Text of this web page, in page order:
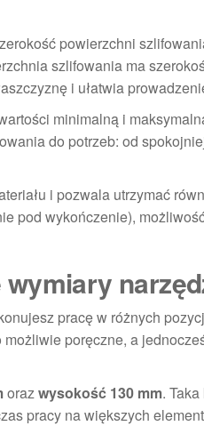
powierzchni
szlifowania ma
i ułatwia
minimalną i
do potrzeb: od
i pozwala utrzymać
pod wykończenie),
pracę w różnych
możliwie poręczne, a
orazwysokość 130 mm.
pracy na większych